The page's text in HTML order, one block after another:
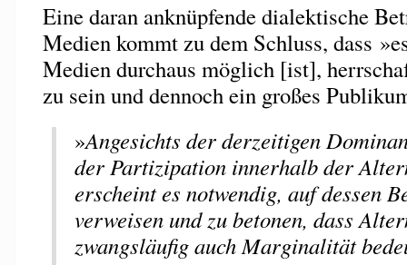
Eine daran anknüpfende dialektische
Medien kommt zu dem Schluss, dass
Medien durchaus möglich [ist],
zu sein und dennoch ein großes
»Angesichts der derzeitigen
der Partizipation innerhalb der
erscheint es notwendig, auf dessen
verweisen und zu betonen, dass
zwangsläufig auch Marginalität